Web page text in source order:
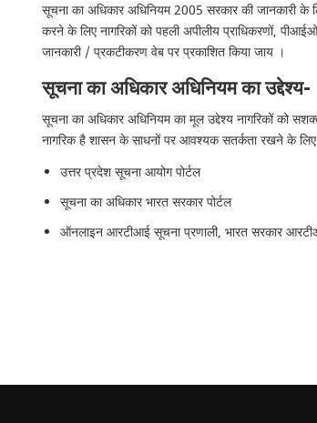
सूचना का अधिकार अधिनियम 2005 सरकार की जानकारी के
करने के लिए नागरिकों को पहली अपीलीय प्राधिकरणों,
जानकारी / प्रकटीकरण वेब पर प्रकाशित किया जाय ।
सूचना का अधिकार अधिनियम का उद्देश्य-
सूचना का अधिकार अधिनियम का मूल उद्देश्य नागरिकों को
नागरिक है शासन के साधनों पर आवश्यक सतर्कता रखने के
उत्तर प्रदेश सूचना आयोग पोर्टल
सूचना का अधिकार भारत सरकार पोर्टल
ऑनलाइन आरटीआई सूचना प्रणाली, भारत सरकार